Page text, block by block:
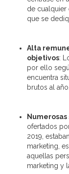
de cualquier
que se
Alta
objetivos:
por ello
encuentra
brutos al año.
ofertados
2019,
marketing,
aquellas
marketing y